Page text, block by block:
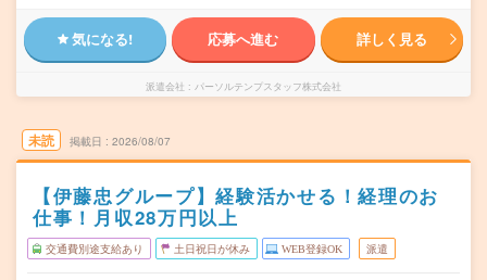
気になる! 応募へ進む 詳しく見る
派遣会社 パーソルテンプスタッフ株式会社
未読 掲載日 2026/08/07
【伊藤忠グループ】経験活かせる！経理のお
仕事！月収28万円以上
交通費別途支給あり 土日祝日が休み WEB登録OK 派遣